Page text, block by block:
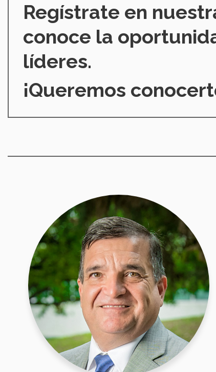
Regístrate en
conoce la
líderes.
¡Queremos